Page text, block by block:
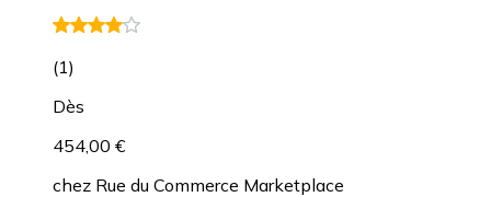
(1)
Dès
454,00 €
chez Rue du Commerce Marketplace